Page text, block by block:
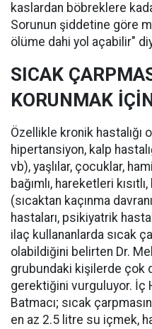
kaslardan böbreklere
Sorunun şiddetine göre
ölüme dahi yol açabilir"
SICAK
KORUNMAK
Özellikle kronik hastalığı
hipertansiyon, kalp
vb), yaşlılar, çocuklar,
bağımlı, hareketleri
(sıcaktan kaçınma
hastaları, psikiyatrik
ilaç kullananlarda sıcak
olabildiğini belirten Dr.
grubundaki kişilerde çok
gerektiğini vurguluyor. İç
Batmacı; sıcak
en az 2.5 litre su içmek,